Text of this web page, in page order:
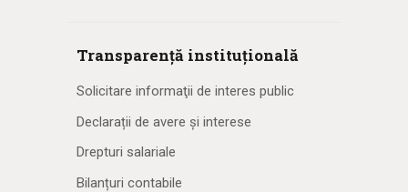
Transparență instituțională
Solicitare informaţii de interes public
Declarații de avere și interese
Drepturi salariale
Bilanțuri contabile